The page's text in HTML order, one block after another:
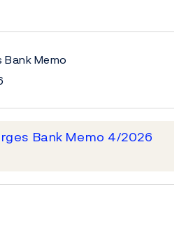
Memo
Bank Memo 4/2026